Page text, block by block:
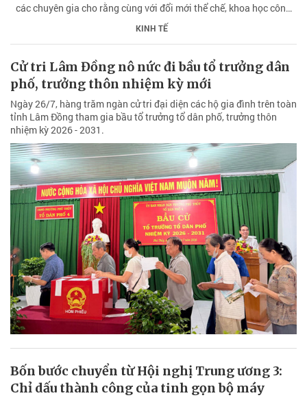
các chuyên gia cho rằng cùng với đổi mới thể chế, khoa học công
nghệ và chuyển đổi số, việc tổ chức lại không gian phát triển vùng
KINH TẾ
Cử tri Lâm Đồng nô nức đi bầu tổ trưởng dân
phố, trưởng thôn nhiệm kỳ mới
Ngày 26/7, hàng trăm ngàn cử tri đại diện các hộ gia đình trên toàn
tỉnh Lâm Đồng tham gia bầu tổ trưởng tổ dân phố, trưởng thôn
nhiệm kỳ 2026 - 2031.
Bốn bước chuyển từ Hội nghị Trung ương 3:
Chỉ dấu thành công của tinh gọn bộ máy